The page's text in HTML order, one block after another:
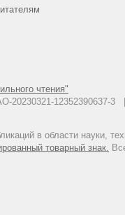
чтения"
АО-20230321-
в области науки,
товарный знак.